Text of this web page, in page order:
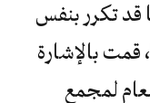
قد تكرر بنفس
قمت بالإشارة
لمجمع